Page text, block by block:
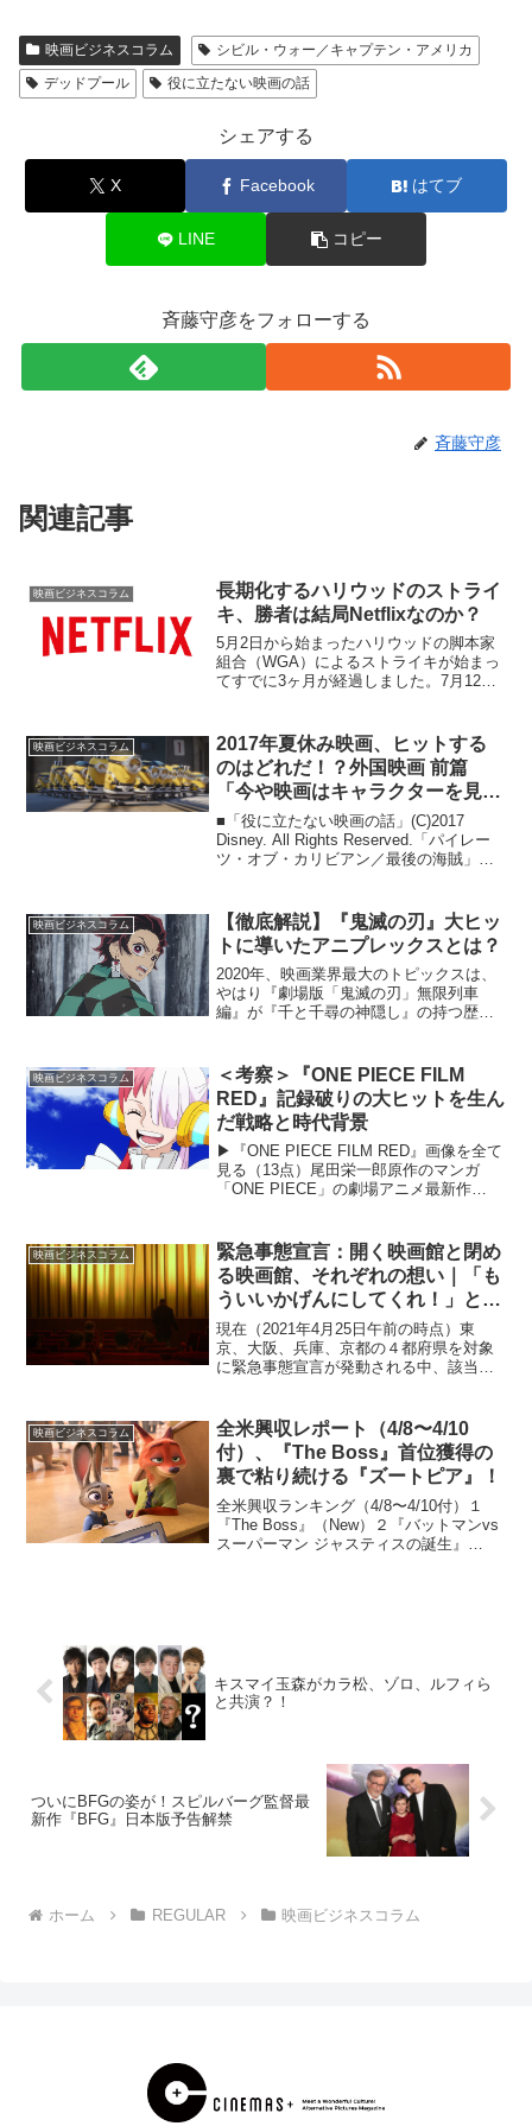
映画ビジネスコラム
シビル・ウォー／キャプテン・アメリカ
デッドプール
役に立たない映画の話
シェアする
X Facebook はてブ
LINE コピー
斉藤守彦をフォローする
斉藤守彦
関連記事
映画ビジネスコラム
長期化するハリウッドのストライ
キ、勝者は結局Netflixなのか？
5月2日から始まったハリウッドの脚本家
組合（WGA）によるストライキが始まっ
てすでに3ヶ月が経過しました。7月12日
ブルストライキへと発展。これによっ
て、アメリ...
映画ビジネスコラム
2017年夏休み映画、ヒットする
のはどれだ！？外国映画 前篇
「今や映画はキャラクターを見る
ためのメディアだ」
■「役に立たない映画の話」(C)2017
Disney. All Rights Reserved.「パイレー
ツ・オブ・カリビアン／最後の海賊」大
え。爺 夏休みがどーの...
映画ビジネスコラム
【徹底解説】『鬼滅の刃』大ヒッ
トに導いたアニプレックスとは？
2020年、映画業界最大のトピックスは、
やはり『劇場版「鬼滅の刃」無限列車
編』が『千と千尋の神隠し』の持つ歴代
必要不可欠です。映画館への「営業」と
世間への「宣伝」を担う...
映画ビジネスコラム
＜考察＞『ONE PIECE FILM
RED』記録破りの大ヒットを生ん
だ戦略と時代背景
▶︎『ONE PIECE FILM RED』画像を全て
見る（13点）尾田栄一郎原作のマンガ
「ONE PIECE」の劇場アニメ最新作
20日間の短期間で興行...
映画ビジネスコラム
緊急事態宣言：開く映画館と閉め
る映画館、それぞれの想い｜「も
ういいかげんにしてくれ！」とい
う悲痛な叫び
現在（2021年4月25日午前の時点）東
京、大阪、兵庫、京都の４都府県を対象
に緊急事態宣言が発動される中、該当地
影響は甚大、そして協力金は到底足りな
い！ 映画館への...
映画ビジネスコラム
全米興収レポート（4/8〜4/10
付）、『The Boss』首位獲得の
裏で粘り続ける『ズートピア』！
全米興収ランキング（4/8〜4/10付）１
『The Boss』（New）２『バットマンvs
スーパーマン ジャスティスの誕生』
キスマイ玉森がカラ松、ゾロ、ルフィら
と共演？！
ついにBFGの姿が！スピルバーグ監督最
新作『BFG』日本版予告解禁
ホーム REGULAR 映画ビジネスコラム